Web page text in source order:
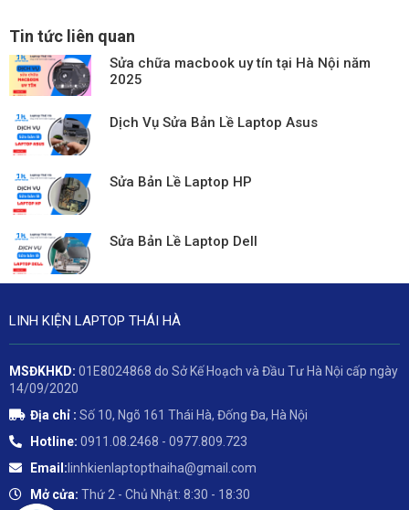
Tin tức liên quan
Sửa chữa macbook uy tín tại Hà Nội năm
2025
Dịch Vụ Sửa Bản Lề Laptop Asus
Sửa Bản Lề Laptop HP
Sửa Bản Lề Laptop Dell
LINH KIỆN LAPTOP THÁI HÀ
MSĐKHKD: 01E8024868 do Sở Kế Hoạch và Đầu Tư Hà Nội cấp ngày
14/09/2020
Địa chỉ : Số 10, Ngõ 161 Thái Hà, Đống Đa, Hà Nội
Hotline: 0911.08.2468 - 0977.809.723
Email: linhkienlaptopthaiha@gmail.com
Mở cửa: Thứ 2 - Chủ Nhật: 8:30 - 18:30